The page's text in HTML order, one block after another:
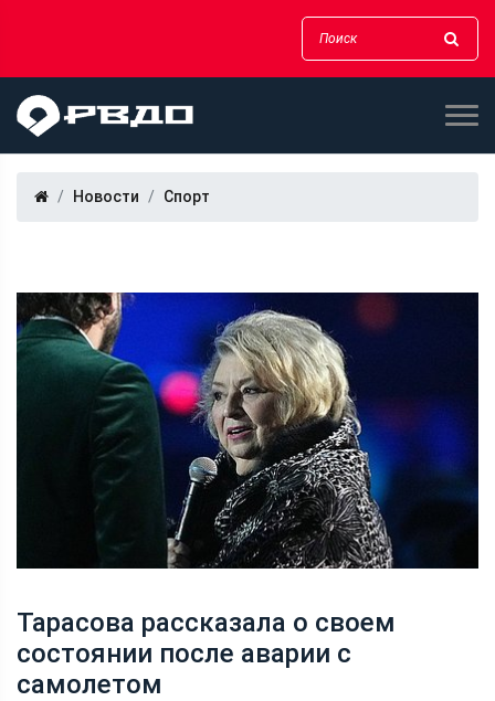
Новости Спорт
Тарасова рассказала о своем
состоянии после аварии с
самолетом